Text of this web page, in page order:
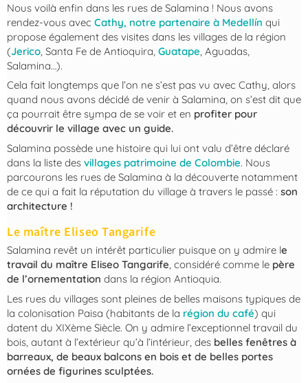
Nous voilà enfin dans les rues de Salamina ! Nous avons
rendez-vous avec Cathy, notre partenaire à Medellín qui
propose également des visites dans les villages de la région
(Jerico , Santa Fe de Antioquira, Guatape , Aguadas,
Salamina…).
Cela fait longtemps que l’on ne s’est pas vu avec Cathy, alors
quand nous avons décidé de venir à Salamina, on s’est dit que
ça pourrait être sympa de se voir et en profiter pour
découvrir le village avec un guide.
Salamina possède une histoire qui lui ont valu d’être déclaré
dans la liste des villages patrimoine de Colombie. Nous
parcourons les rues de Salamina à la découverte notamment
de ce qui a fait la réputation du village à travers le passé : son
architecture !
Le maître Eliseo Tangarife
Salamina revêt un intérêt particulier puisque on y admire le
travail du maître Eliseo Tangarife, considéré comme le père
de l’ornementation dans la région Antioquia.
Les rues du villages sont pleines de belles maisons typiques de
la colonisation Paisa (habitants de la région du café) qui
datent du XIXème Siècle. On y admire l’exceptionnel travail du
bois, autant à l’extérieur qu’à l’intérieur, des belles fenêtres à
barreaux, de beaux balcons en bois et de belles portes
ornées de figurines sculptées.